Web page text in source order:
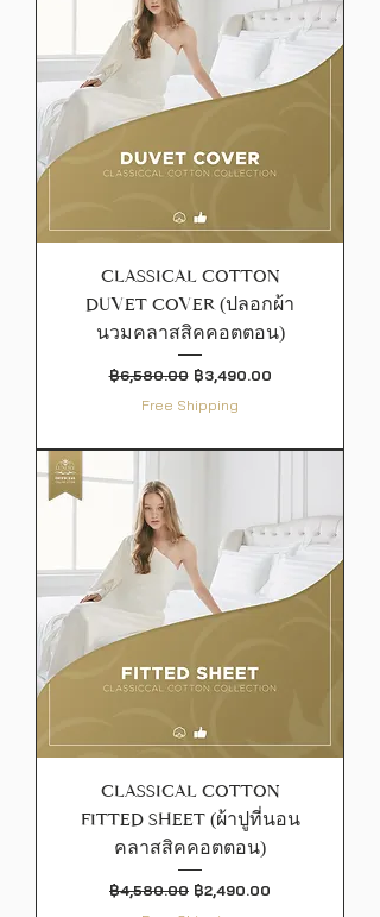
CLASSICAL COTTON
DUVET COVER (ปลอกผ้า
นวมคลาสสิคคอตตอน)
ราคาปกติ
฿6,580.00 ราคาขายลด
฿3,490.00
Free Shipping
CLASSICAL COTTON
FITTED SHEET (ผ้าปูที่นอน
คลาสสิคคอตตอน)
ราคาปกติ
฿4,580.00 ราคาขายลด
฿2,490.00